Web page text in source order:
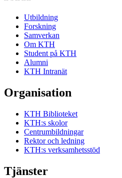
Utbildning
Forskning
Samverkan
Om KTH
Student på KTH
Alumni
KTH Intranät
Organisation
KTH Biblioteket
KTH:s skolor
Centrumbildningar
Rektor och ledning
KTH:s verksamhetsstöd
Tjänster